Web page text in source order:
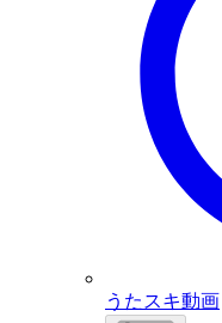
うたスキ動画